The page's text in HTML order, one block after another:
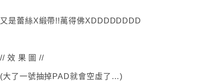
又是蕾絲X緞帶!!萬得佛XDDDDDDDD
// 效 果 圖 //
(大了一號抽掉PAD就會空虛了…)